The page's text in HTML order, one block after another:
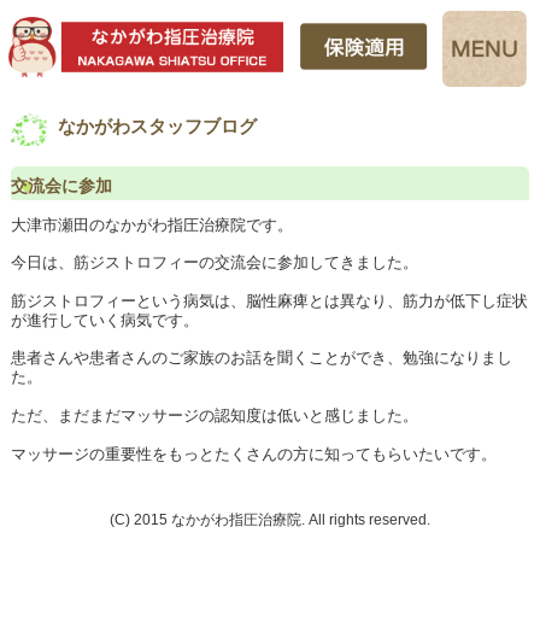
なかがわスタッフブログ
交流会に参加
大津市瀬田のなかがわ指圧治療院です。
今日は、筋ジストロフィーの交流会に参加してきました。
筋ジストロフィーという病気は、脳性麻痺とは異なり、筋力が低下し症状
が進行していく病気です。
患者さんや患者さんのご家族のお話を聞くことができ、勉強になりまし
た。
ただ、まだまだマッサージの認知度は低いと感じました。
マッサージの重要性をもっとたくさんの方に知ってもらいたいです。
(C) 2015 なかがわ指圧治療院. All rights reserved.